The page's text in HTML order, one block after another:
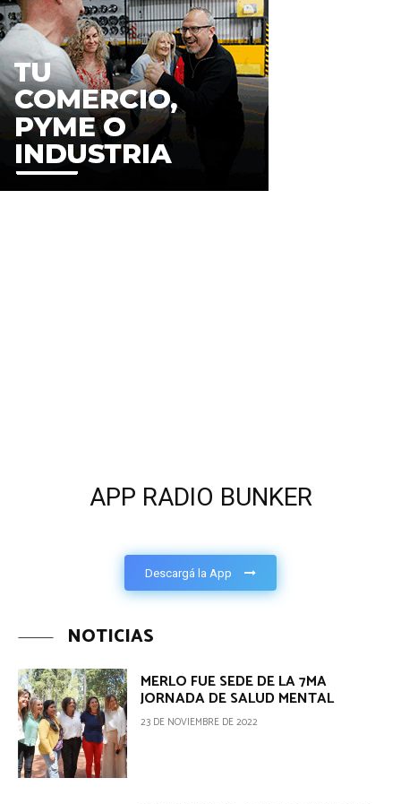
APP RADIO BUNKER
Descargá la App
NOTICIAS
MERLO FUE SEDE DE LA 7MA
JORNADA DE SALUD MENTAL
23 DE NOVIEMBRE DE 2022